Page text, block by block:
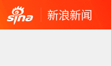
新浪新闻